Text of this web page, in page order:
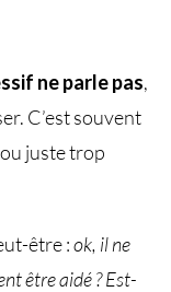
ne parle pas​,
C’est souvent
juste trop
être :ok, il ne
être aidé ? Est-